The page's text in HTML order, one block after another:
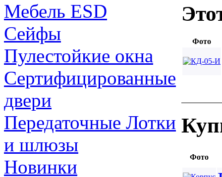
Мебель ESD
Сейфы
Пулестойкие окна
Сертифицированные
двери
Передаточные Лотки
и шлюзы
Новинки
Фото
Фото